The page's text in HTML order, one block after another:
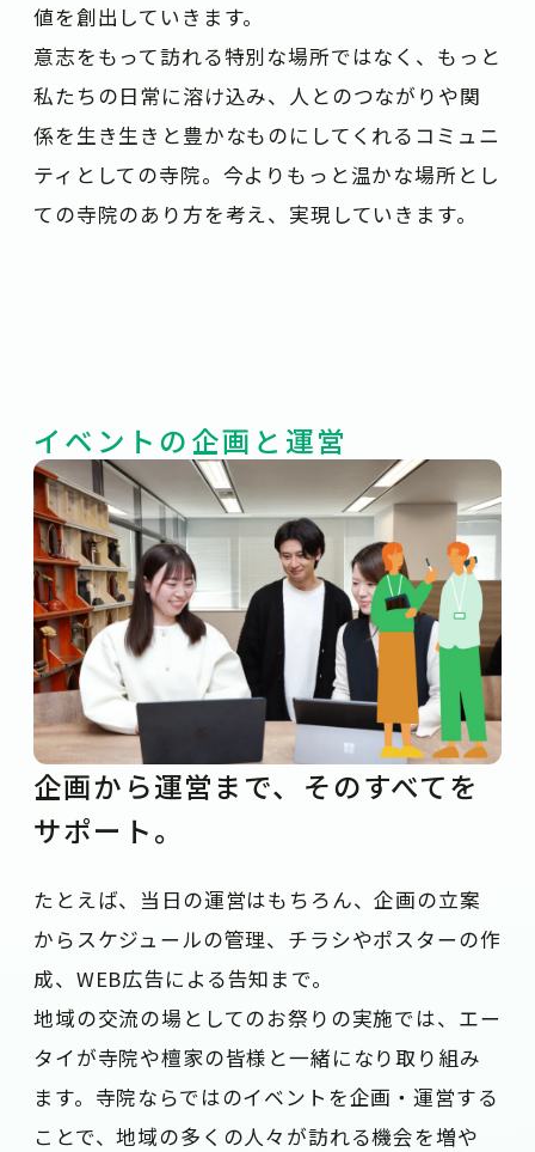
値を創出していきます。
意志をもって訪れる特別な場所ではなく、もっと
私たちの日常に溶け込み、人とのつながりや関
係を生き生きと豊かなものにしてくれるコミュニ
ティとしての寺院。今よりもっと温かな場所とし
ての寺院のあり方を考え、実現していきます。
イベントの企画と運営
企画から運営まで、そのすべてを
サポート。
たとえば、当日の運営はもちろん、企画の立案
からスケジュールの管理、チラシやポスターの作
成、WEB広告による告知まで。
地域の交流の場としてのお祭りの実施では、エー
タイが寺院や檀家の皆様と一緒になり取り組み
ます。寺院ならではのイベントを企画・運営する
ことで、地域の多くの人々が訪れる機会を増や